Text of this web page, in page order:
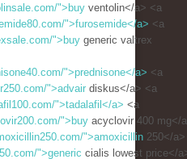
">buy ventolin</a> <a
">furosemide</a> <a
">buy generic valtrex
">prednisone</a> <a
">advair diskus</a> <a
">tadalafil</a> <a
">buy acyclovir 400 mg</
">amoxicillin 250</
">generic cialis lowest price</